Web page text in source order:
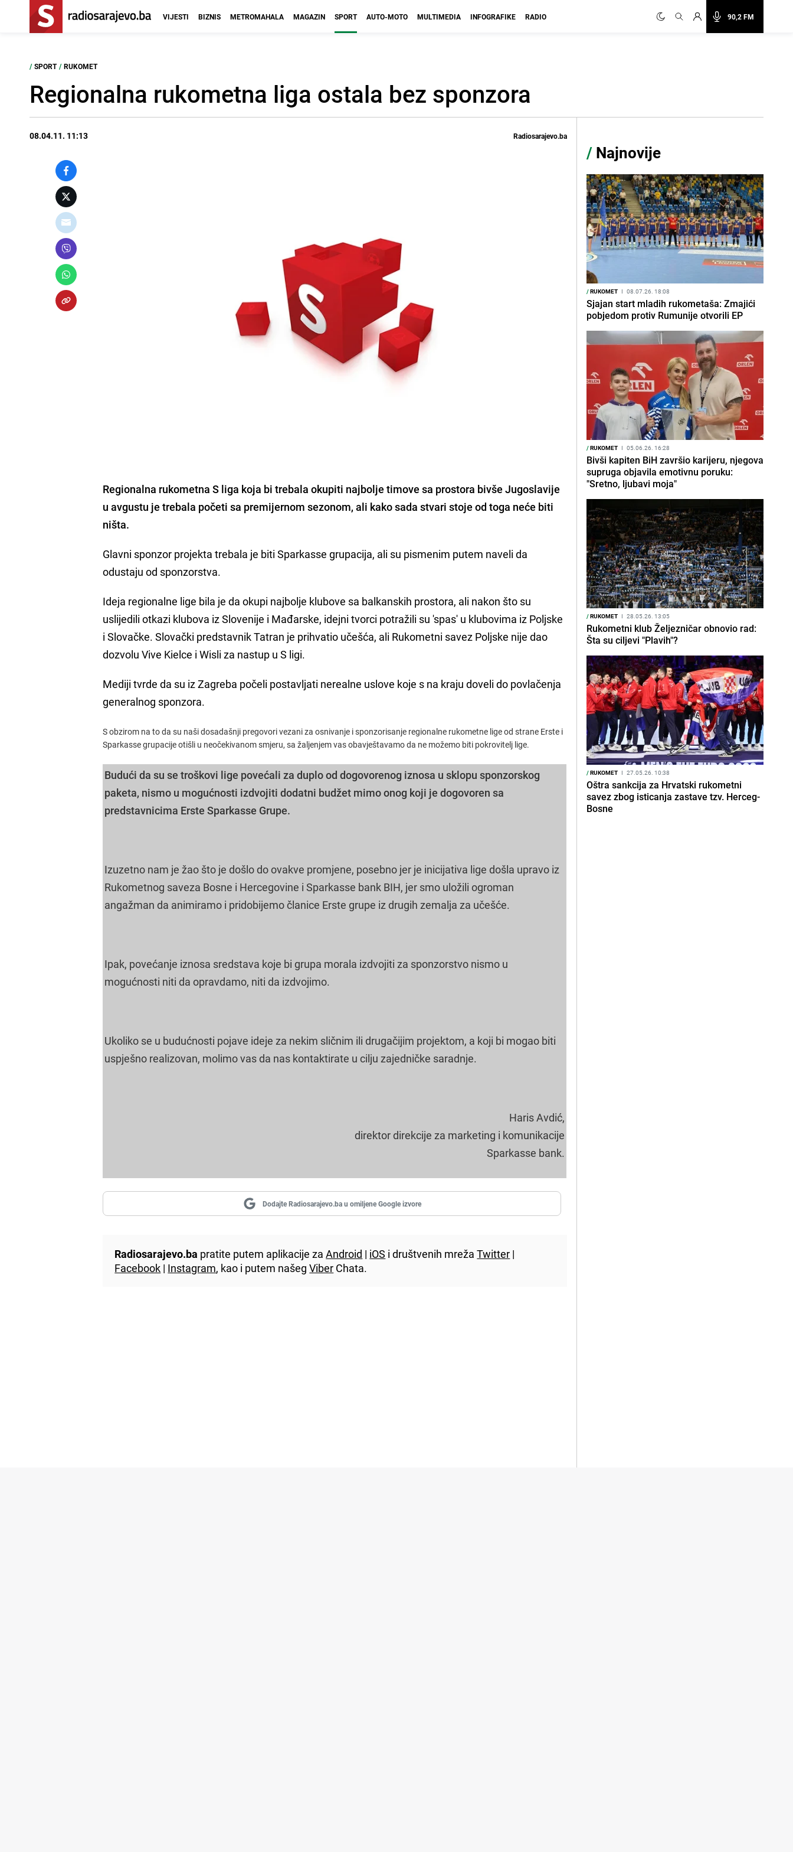
90,2 FM
VIJESTI BIZNIS METROMAHALA MAGAZIN SPORT AUTO-MOTO MULTIMEDIA INFOGRAFIKE RADIO
/ SPORT / RUKOMET
Regionalna rukometna liga ostala bez sponzora
08.04.11. 11:13 Radiosarajevo.ba
Regionalna rukometna S liga koja bi trebala okupiti najbolje timove sa prostora bivše Jugoslavije
u avgustu je trebala početi sa premijernom sezonom, ali kako sada stvari stoje od toga neće biti
ništa.
Glavni sponzor projekta trebala je biti Sparkasse grupacija, ali su pismenim putem naveli da
odustaju od sponzorstva.
Ideja regionalne lige bila je da okupi najbolje klubove sa balkanskih prostora, ali nakon što su
uslijedili otkazi klubova iz Slovenije i Mađarske, idejni tvorci potražili su 'spas' u klubovima iz Poljske
i Slovačke. Slovački predstavnik Tatran je prihvatio učešća, ali Rukometni savez Poljske nije dao
dozvolu Vive Kielce i Wisli za nastup u S ligi.
Mediji tvrde da su iz Zagreba počeli postavljati nerealne uslove koje s na kraju doveli do povlačenja
generalnog sponzora.
S obzirom na to da su naši dosadašnji pregovori vezani za osnivanje i sponzorisanje regionalne rukometne lige od strane Erste i
Sparkasse grupacije otišli u neočekivanom smjeru, sa žaljenjem vas obavještavamo da ne možemo biti pokrovitelj lige.
Budući da su se troškovi lige povećali za duplo od dogovorenog iznosa u sklopu sponzorskog
paketa, nismo u mogućnosti izdvojiti dodatni budžet mimo onog koji je dogovoren sa
predstavnicima Erste Sparkasse Grupe.
Izuzetno nam je žao što je došlo do ovakve promjene, posebno jer je inicijativa lige došla upravo iz
Rukometnog saveza Bosne i Hercegovine i Sparkasse bank BIH, jer smo uložili ogroman
angažman da animiramo i pridobijemo članice Erste grupe iz drugih zemalja za učešće.
Ipak, povećanje iznosa sredstava koje bi grupa morala izdvojiti za sponzorstvo nismo u
mogućnosti niti da opravdamo, niti da izdvojimo.
Ukoliko se u budućnosti pojave ideje za nekim sličnim ili drugačijim projektom, a koji bi mogao biti
uspješno realizovan, molimo vas da nas kontaktirate u cilju zajedničke saradnje.
Haris Avdić,
direktor direkcije za marketing i komunikacije
Sparkasse bank.
Dodajte Radiosarajevo.ba u omiljene Google izvore
Radiosarajevo.ba pratite putem aplikacije zaAndroid | iOS i društvenih mrežaTwitter |
Facebook | Instagram, kao i putem našegViber Chata.
/ Najnovije
/RUKOMET I 08.07.26. 18:08
Sjajan start mladih rukometaša: Zmajići
pobjedom protiv Rumunije otvorili EP
/RUKOMET I 05.06.26. 16:28
Bivši kapiten BiH završio karijeru, njegova
supruga objavila emotivnu poruku:
"Sretno, ljubavi moja"
/RUKOMET I 28.05.26. 13:05
Rukometni klub Željezničar obnovio rad:
Šta su ciljevi "Plavih"?
/RUKOMET I 27.05.26. 10:38
Oštra sankcija za Hrvatski rukometni
savez zbog isticanja zastave tzv. Herceg-
Bosne